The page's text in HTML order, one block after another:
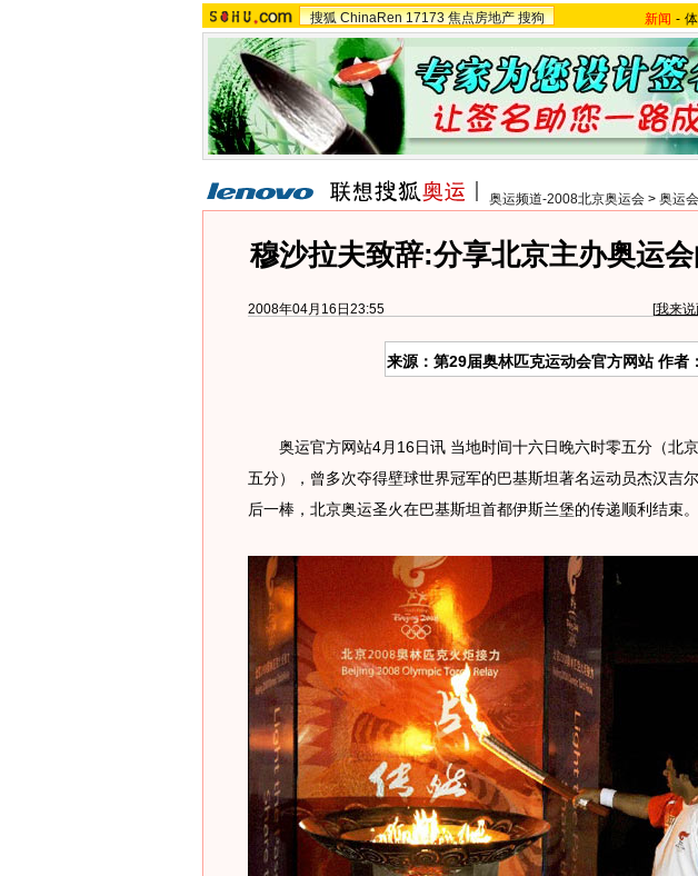
搜狐 ChinaRen 17173 焦点房地产 搜狗 新闻 -
奥运频道-2008北京奥运会 > 奥运
穆沙拉夫致辞:分享北京主办奥运
2008年04月16日23:55 [我来说
来源：第29届奥林匹克运动会官方网站 作者
奥运官方网站4月16日讯 当地时间十六日晚六时零五分（北
五分），曾多次夺得壁球世界冠军的巴基斯坦著名运动员杰汉吉
后一棒，北京奥运圣火在巴基斯坦首都伊斯兰堡的传递顺利结束。